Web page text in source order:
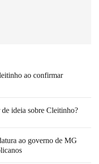
ao confirmar
ideia sobre Cleitinho?
ao governo de MG